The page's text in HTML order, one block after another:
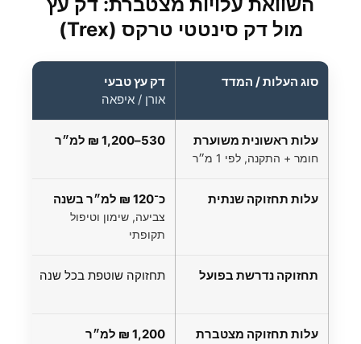
מול דק סינטטי טרקס (Trex)
סוג העלות / המדד
דק עץ טבעי
אורן / איפאה
עלות ראשונית משוערת
חומר + התקנה, לפי 1 מ״ר
530–1,200 ₪ למ״ר
עלות תחזוקה שנתית כ־120 ₪ למ״ר בשנה
צביעה, שימון וטיפול
תקופתי
תחזוקה נדרשת בפועל תחזוקה שוטפת בכל שנה
עלות תחזוקה מצטברת
1,200 ₪ למ״ר